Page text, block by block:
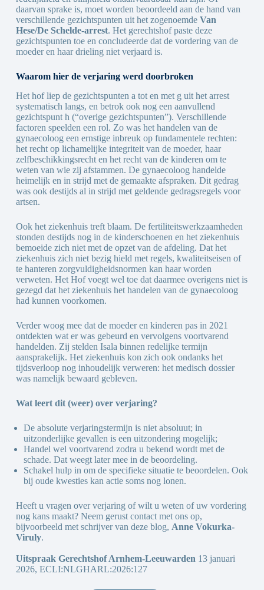
daarvan sprake is, moet worden beoordeeld aan de hand van
verschillende gezichtspunten uit het zogenoemde Van
Hese/De Schelde-arrest. Het gerechtshof paste deze
gezichtspunten toe en concludeerde dat de vordering van de
moeder en haar drieling niet verjaard is.
Waarom hier de verjaring werd doorbroken
Het hof liep de gezichtspunten a tot en met g uit het arrest
systematisch langs, en betrok ook nog een aanvullend
gezichtspunt h (“overige gezichtspunten”). Verschillende
factoren speelden een rol. Zo was het handelen van de
gynaecoloog een ernstige inbreuk op fundamentele rechten:
het recht op lichamelijke integriteit van de moeder, haar
zelfbeschikkingsrecht en het recht van de kinderen om te
weten van wie zij afstammen. De gynaecoloog handelde
heimelijk en in strijd met de gemaakte afspraken. Dit gedrag
was ook destijds al in strijd met geldende gedragsregels voor
artsen.
Ook het ziekenhuis treft blaam. De fertiliteitswerkzaamheden
stonden destijds nog in de kinderschoenen en het ziekenhuis
bemoeide zich niet met de opzet van de afdeling. Dat het
ziekenhuis zich niet bezig hield met regels, kwaliteitseisen of
te hanteren zorgvuldigheidsnormen kan haar worden
verweten. Het Hof voegt wel toe dat daarmee overigens niet is
gezegd dat het ziekenhuis het handelen van de gynaecoloog
had kunnen voorkomen.
Verder woog mee dat de moeder en kinderen pas in 2021
ontdekten wat er was gebeurd en vervolgens voortvarend
handelden. Zij stelden Isala binnen redelijke termijn
aansprakelijk. Het ziekenhuis kon zich ook ondanks het
tijdsverloop nog inhoudelijk verweren: het medisch dossier
was namelijk bewaard gebleven.
Wat leert dit (weer) over verjaring?
De absolute verjaringstermijn is niet absoluut; in
uitzonderlijke gevallen is een uitzondering mogelijk;
Handel wel voortvarend zodra u bekend wordt met de
schade. Dat weegt later mee in de beoordeling.
Schakel hulp in om de specifieke situatie te beoordelen. Ook
bij oude kwesties kan actie soms nog lonen.
Heeft u vragen over verjaring of wilt u weten of uw vordering
nog kans maakt? Neem gerust contact met ons op,
bijvoorbeeld met schrijver van deze blog, Anne Vokurka-
Viruly.
Uitspraak Gerechtshof Arnhem-Leeuwarden 13 januari
2026, ECLI:NLGHARL:2026:127